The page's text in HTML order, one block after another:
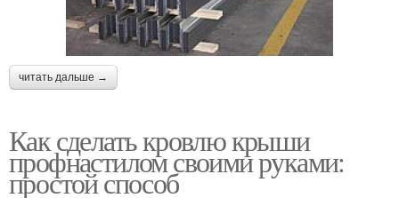
читать дальше →
Как сделать кровлю крыши
профнастилом своими руками:
простой способ